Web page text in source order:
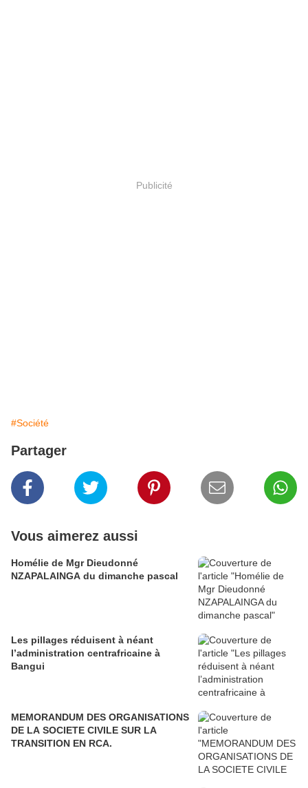
Publicité
#Société
Partager
Vous aimerez aussi
Homélie de Mgr Dieudonné
NZAPALAINGA du dimanche pascal
Les pillages réduisent à néant
l’administration centrafricaine à
Bangui
MEMORANDUM DES ORGANISATIONS
DE LA SOCIETE CIVILE SUR LA
TRANSITION EN RCA.